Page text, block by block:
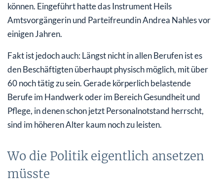
können. Eingeführt hatte das Instrument Heils
Amtsvorgängerin und Parteifreundin Andrea Nahles vor
einigen Jahren.
Fakt ist jedoch auch: Längst nicht in allen Berufen ist es
den Beschäftigten überhaupt physisch möglich, mit über
60 noch tätig zu sein. Gerade körperlich belastende
Berufe im Handwerk oder im Bereich Gesundheit und
Pflege, in denen schon jetzt Personalnotstand herrscht,
sind im höheren Alter kaum noch zu leisten.
Wo die Politik eigentlich ansetzen
müsste